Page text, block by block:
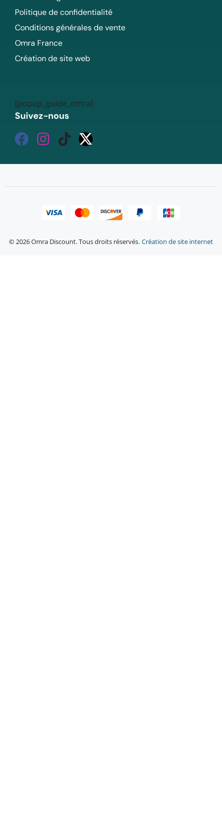
Politique de confidentialité
Conditions générales de vente
Omra France
Création de site web
[popup_guide_omra]
Suivez-nous
© 2026 Omra Discount. Tous droits réservés. Création de site internet